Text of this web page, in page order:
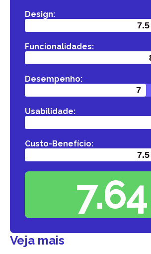
Beleza
Zumktips
Design:
7.5
Funcionalidades:
Desempenho:
7
Usabilidade:
Custo-Benefício:
7.5
7.64
Veja mais